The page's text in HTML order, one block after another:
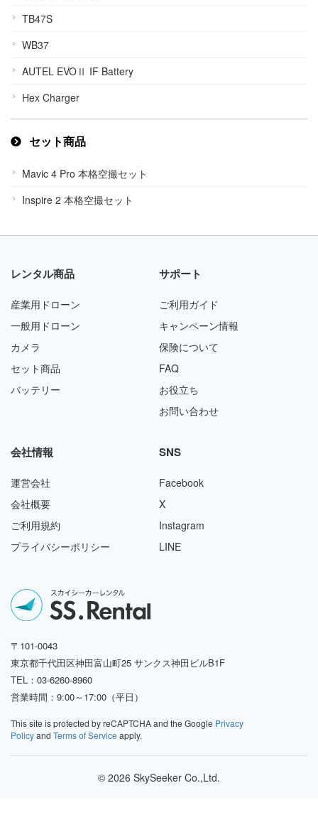
TB47S
WB37
AUTEL EVOⅡ IF Battery
Hex Charger
セット商品
Mavic 4 Pro 本格空撮セット
Inspire 2 本格空撮セット
〒101-0043
東京都千代田区神田富山町25 サンクス神田ビルB1F
TEL：03-6260-8960
営業時間：9:00～17:00（平日）
This site is protected by reCAPTCHA and the Google Privacy
Policyand Terms of Service apply.
レンタル商品
産業用ドローン
一般用ドローン
カメラ
セット商品
バッテリー
サポート
ご利用ガイド
キャンペーン情報
保険について
FAQ
お役立ち
お問い合わせ
会社情報
運営会社
会社概要
ご利用規約
プライバシーポリシー
SNS
Facebook
X
Instagram
LINE
© 2026 SkySeeker Co.,Ltd.